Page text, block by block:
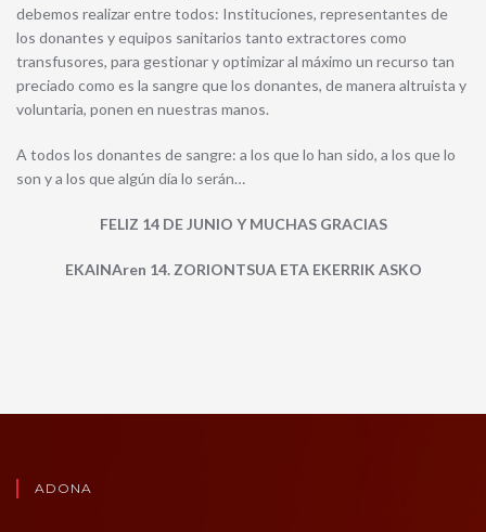
debemos realizar entre todos: Instituciones, representantes de
los donantes y equipos sanitarios tanto extractores como
transfusores, para gestionar y optimizar al máximo un recurso tan
preciado como es la sangre que los donantes, de manera altruista y
voluntaria, ponen en nuestras manos.
A todos los donantes de sangre: a los que lo han sido, a los que lo
son y a los que algún día lo serán…
FELIZ 14 DE JUNIO Y MUCHAS GRACIAS
EKAINAren 14. ZORIONTSUA ETA EKERRIK ASKO
ADONA